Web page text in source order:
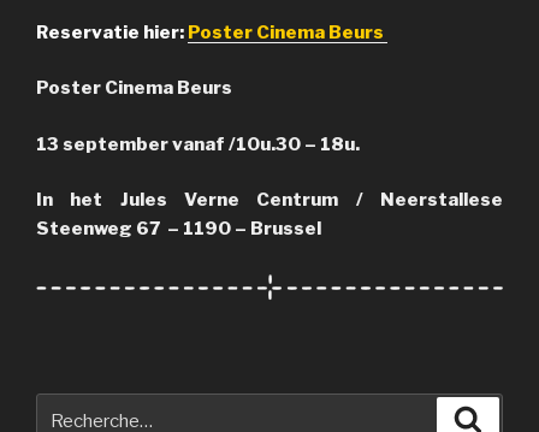
Reservatie hier: Poster Cinema Beurs
Poster Cinema Beurs
13 september vanaf /10u.30 – 18u.
In het Jules Verne Centrum / Neerstallese
Steenweg 67 – 1190 – Brussel